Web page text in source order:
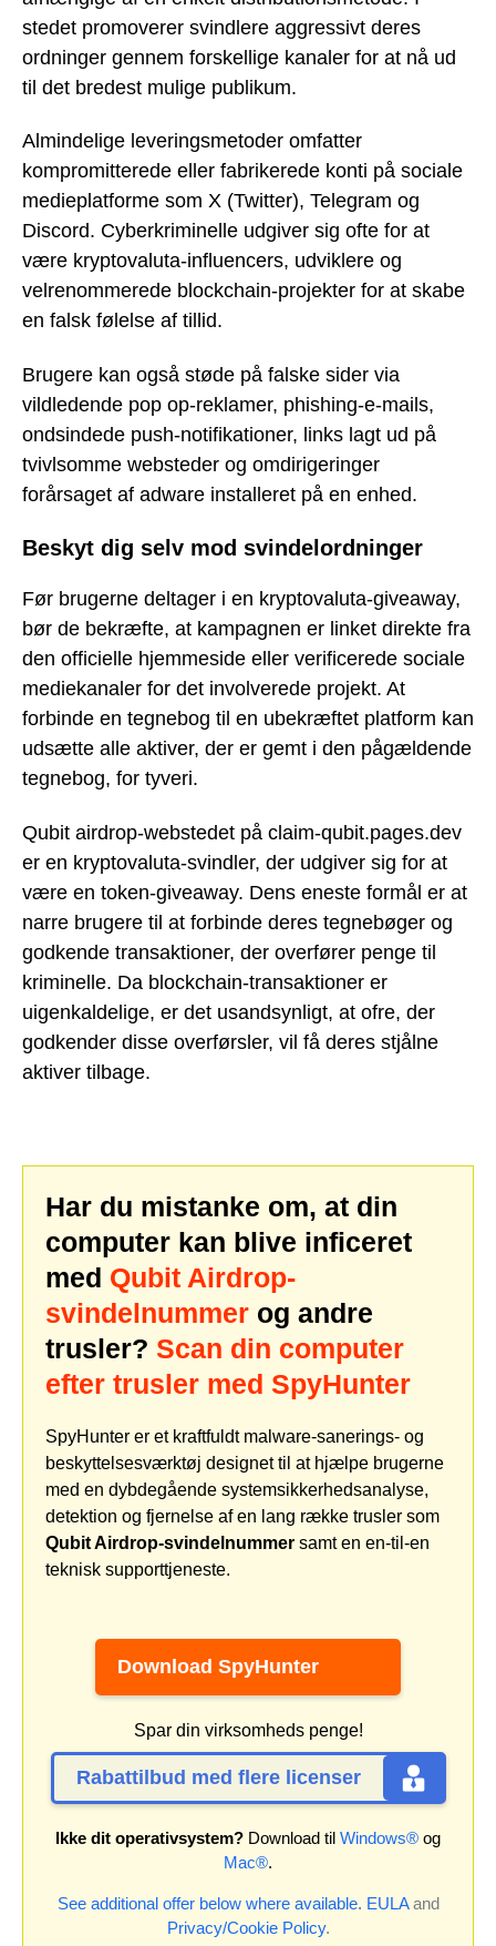
stedet promoverer svindlere aggressivt deres
ordninger gennem forskellige kanaler for at nå ud
til det bredest mulige publikum.
Almindelige leveringsmetoder omfatter
kompromitterede eller fabrikerede konti på sociale
medieplatforme som X (Twitter), Telegram og
Discord. Cyberkriminelle udgiver sig ofte for at
være kryptovaluta-influencers, udviklere og
velrenommerede blockchain-projekter for at skabe
en falsk følelse af tillid.
Brugere kan også støde på falske sider via
vildledende pop op-reklamer, phishing-e-mails,
ondsindede push-notifikationer, links lagt ud på
tvivlsomme websteder og omdirigeringer
forårsaget af adware installeret på en enhed.
Beskyt dig selv mod svindelordninger
Før brugerne deltager i en kryptovaluta-giveaway,
bør de bekræfte, at kampagnen er linket direkte fra
den officielle hjemmeside eller verificerede sociale
mediekanaler for det involverede projekt. At
forbinde en tegnebog til en ubekræftet platform kan
udsætte alle aktiver, der er gemt i den pågældende
tegnebog, for tyveri.
Qubit airdrop-webstedet på claim-qubit.pages.dev
er en kryptovaluta-svindler, der udgiver sig for at
være en token-giveaway. Dens eneste formål er at
narre brugere til at forbinde deres tegnebøger og
godkende transaktioner, der overfører penge til
kriminelle. Da blockchain-transaktioner er
uigenkaldelige, er det usandsynligt, at ofre, der
godkender disse overførsler, vil få deres stjålne
aktiver tilbage.
Har du mistanke om, at din
computer kan blive inficeret
med Qubit Airdrop-
svindelnummer og andre
trusler? Scan din computer
efter trusler med SpyHunter
SpyHunter er et kraftfuldt malware-sanerings- og
beskyttelsesværktøj designet til at hjælpe brugerne
med en dybdegående systemsikkerhedsanalyse,
detektion og fjernelse af en lang række trusler som
Qubit Airdrop-svindelnummer samt en en-til-en
teknisk supporttjeneste.
Download SpyHunter
Spar din virksomheds penge!
Rabattilbud med flere licenser
Ikke dit operativsystem? Download til Windows® og
Mac®.
See additional offer below where available. EULAand
Privacy/Cookie Policy.